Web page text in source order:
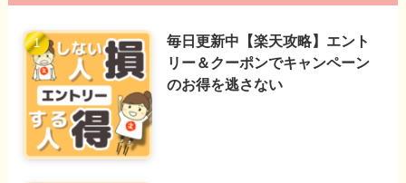
毎日更新中【楽天攻略】エント
リー＆クーポンでキャンペーン
のお得を逃さない